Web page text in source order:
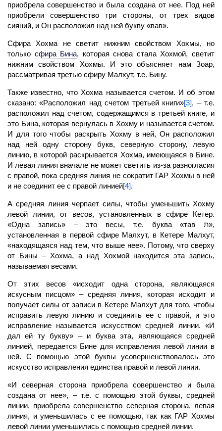
приобрела совершенство и была создана от нее. Под ней
приобрели совершенство три стороны, от трех видов
сияний, и Он расположил над ней букву «вав».
СфираХохма не светит нижним свойством Хохмы, но
только сфираБина, которая снова стала Хохмой, светит
нижним свойством Хохмы. И это объясняет нам Зоар,
рассматривая третью сфиру Малхут, т.е. Бину.
Также известно, что Хохма называется счетом. И об этом
сказано: «Расположил над счетом третьей книги»[3], – т.е.
расположил над счетом, содержащимся в третьей книге, и
это Бина, которая вернулась в Хохму и называется счетом.
И для того чтобы раскрыть Хохму в ней, Он расположил
над ней одну сторону букв, северную сторону, левую
линию, в которой раскрывается Хохма, имеющаяся в Бине.
И левая линия вначале не может светить из-за разногласия
с правой, пока средняя линия не сократитГАР Хохмы в ней
и не соединит ее с правой линией[4].
А средняя линия черпает силы, чтобы уменьшить Хохму
левой линии, от весов, установленных в сфире Кетер.
«Одна запись» – это весы, т.е. буква «тав ת»,
установленная в первой сфиреМалхут, в Кетере Малхут,
«находящаяся над тем, что выше нее». Потому, что сверху
от Бины – Хохма, а над Хохмой находится эта запись,
называемая весами.
От этих весов «исходит одна сторона, являющаяся
искусным писцом» – средняя линия, которая исходит и
получает силы от записи в КетереМалхут для того, чтобы
исправить левую линию и соединить ее с правой, и это
исправление называется искусством средней линии. «И
дал ей ту букву» – и буква эта, являющаяся средней
линией, передается Бине для исправления левой линии в
ней. С помощью этой буквы усовершенствовалось это
искусство исправления единства правой и левой линии.
«И северная сторона приобрела совершенство и была
создана от нее», – т.е. с помощью этой буквы, средней
линии, приобрела совершенство северная сторона, левая
линия, и уменьшилась с ее помощью, так какГАРХохмы
левой линии уменьшились с помощью средней линии.